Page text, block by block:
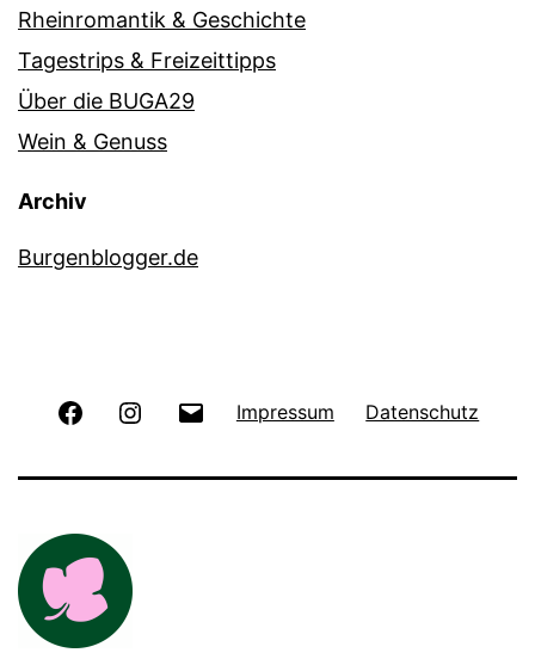
Rheinromantik & Geschichte
Tagestrips & Freizeittipps
Über die BUGA29
Wein & Genuss
Archiv
Burgenblogger.de
FacebookInstagram Impressum Datenschutz